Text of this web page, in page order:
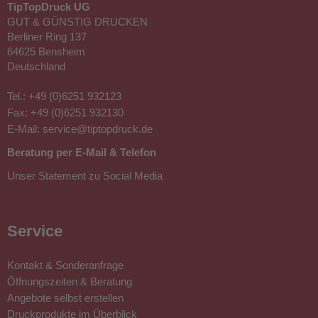
Ihre schönsten Bilder und Fotos auf Fotoleinwand
drucken:
- Leinwände fertig aufgespannt und bedruckt mit eigenem
Motiv
- Ihr Foto in Farbe und optional matt oder glänzend
- freie Größe einstellbar: max. 200 x 200 cm und
Standardformate
- erstklassiger Druck auf 260 g Polyester-Stretch-Canvas
- Keilrahmen schmal und breit: Tiefe von 2 cm oder 5 cm,
Schattenfugen sind möglich
Ihre Fotoleinwand drucken lassen in
vielen Formaten
Wir verwandeln Ihr Foto in ein atemberaubendes Kunstwerk
TipTopDruck UG
GUT & GÜNSTIG DRUCKEN
Berliner Ring 137
64625 Bensheim
Deutschland
Tel.: +49 (0)6251 932123
Fax: +49 (0)6251 932130
E-Mail: service@tiptopdruck.de
Beratung per E-Mail & Telefon
Unser Statement zu Social Media
Service
Kontakt & Sonderanfrage
Öffnungszeiten & Beratung
Angebote selbst erstellen
Druckprodukte im Überblick